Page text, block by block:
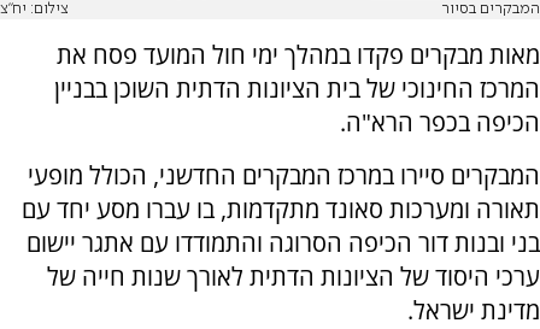
המבקרים בסיור צילום: יח"צ
מאות מבקרים פקדו במהלך ימי חול המועד פסח את
המרכז החינוכי של בית הציונות הדתית השוכן בבניין
הכיפה בכפר הרא"ה.
המבקרים סיירו במרכז המבקרים החדשני, הכולל מופעי
תאורה ומערכות סאונד מתקדמות, בו עברו מסע יחד עם
בני ובנות דור הכיפה הסרוגה והתמודדו עם אתגר יישום
ערכי היסוד של הציונות הדתית לאורך שנות חייה של
מדינת ישראל.